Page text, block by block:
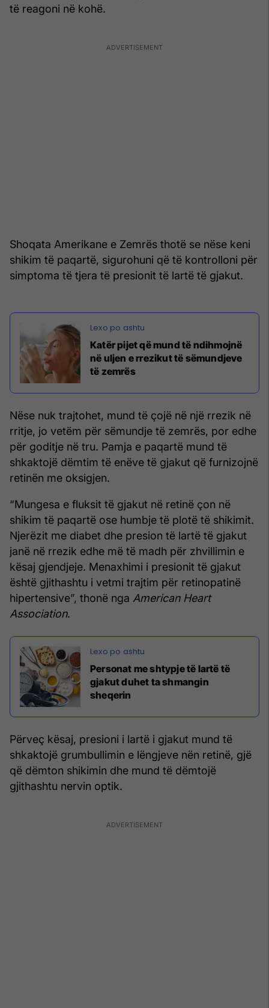
të reagoni në kohë.
Shoqata Amerikane e Zemrës thotë se nëse keni
shikim të paqartë, sigurohuni që të kontrolloni për
simptoma të tjera të presionit të lartë të gjakut.
Katër pijet që mund të ndihmojnë
në uljen e rrezikut të sëmundjeve
të zemrës
Nëse nuk trajtohet, mund të çojë në një rrezik në
rritje, jo vetëm për sëmundje të zemrës, por edhe
për goditje në tru. Pamja e paqartë mund të
shkaktojë dëmtim të enëve të gjakut që furnizojnë
retinën me oksigjen.
“Mungesa e fluksit të gjakut në retinë çon në
shikim të paqartë ose humbje të plotë të shikimit.
Njerëzit me diabet dhe presion të lartë të gjakut
janë në rrezik edhe më të madh për zhvillimin e
kësaj gjendjeje. Menaxhimi i presionit të gjakut
është gjithashtu i vetmi trajtim për retinopatinë
hipertensive”, thonë nga American Heart
Association.
Personat me shtypje të lartë të
gjakut duhet ta shmangin
sheqerin
Përveç kësaj, presioni i lartë i gjakut mund të
shkaktojë grumbullimin e lëngjeve nën retinë, gjë
që dëmton shikimin dhe mund të dëmtojë
gjithashtu nervin optik.